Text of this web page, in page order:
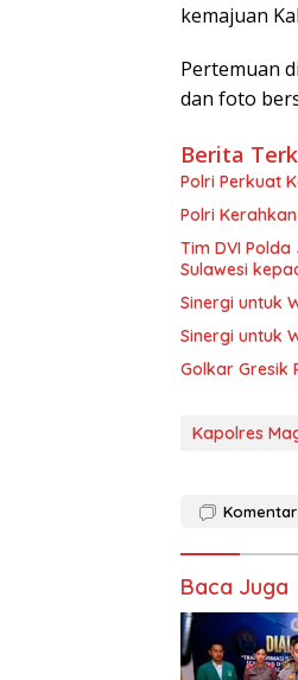
kemajuan
Pertemuan
dan foto
Berita
Polri Perkuat
Polri
Tim DVI
Sulawesi
Sinergi untuk
Sinergi untuk
Golkar Gresik
Kapolres
Komentar
Baca Juga